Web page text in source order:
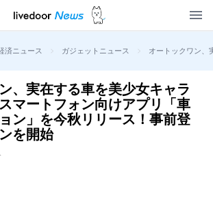
済ニュース > ガジェットニュース > オートックワン、
、実在する車を美少女キャラ
マートフォン向けアプリ「車
ン」を今秋リリース！事前登
を開始